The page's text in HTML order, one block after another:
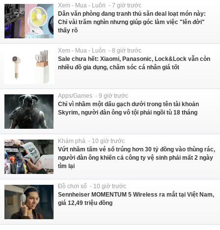
Xem - Mua - Luôn - 7 giờ trước
Dân văn phòng đang tranh thủ săn deal loạt món này:
Chỉ vài trăm nghìn nhưng giúp góc làm việc "lên đời"
thấy rõ
Xem - Mua - Luôn - 8 giờ trước
Sale chưa hết: Xiaomi, Panasonic, Lock&Lock vẫn còn
nhiều đồ gia dụng, chăm sóc cá nhân giá tốt
Apps/Games - 9 giờ trước
Chỉ vì nhầm một dấu gạch dưới trong tên tài khoản
Skyrim, người đàn ông vô tội phải ngồi tù 18 tháng
Khám phá - 10 giờ trước
Vứt nhầm tấm vé số trúng hơn 30 tỷ đồng vào thùng rác,
người đàn ông khiến cả công ty vệ sinh phải mất 2 ngày
tìm lại
Đồ chơi số - 10 giờ trước
Sennheiser MOMENTUM 5 Wireless ra mắt tại Việt Nam,
giá 12,49 triệu đồng